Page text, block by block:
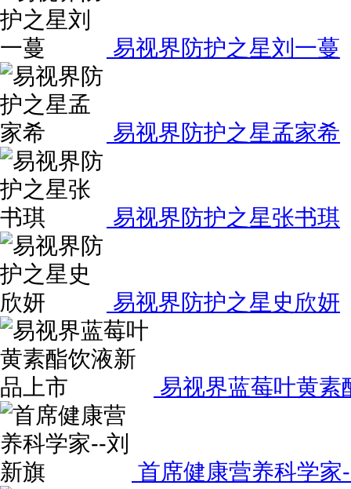
易视界防护之星刘一蔓
易视界防护之星孟家希
易视界防护之星张书琪
易视界防护之星史欣妍
易视界蓝莓叶黄素
首席健康营养科学家